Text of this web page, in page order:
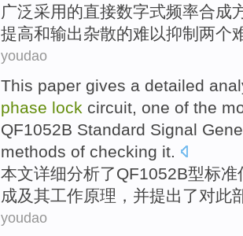
广泛采用的直接数字式频率合成
提高和输出杂散的难以抑制两个
youdao
This paper gives a detailed
phase lock circuit, one of the
QF1052B Standard Signal
methods of checking it.
本文详细分析了QF1052B型标准
成及其工作原理， 并提出了对此
youdao